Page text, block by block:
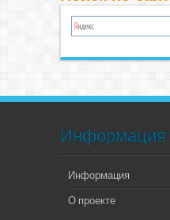
Информация
Информация
О проекте